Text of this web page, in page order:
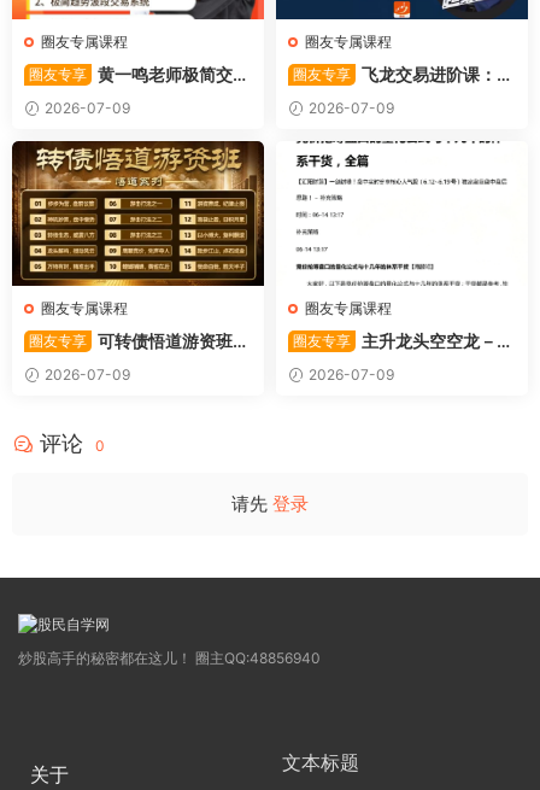
圈友专属课程
圈友专享 黄一鸣老师极简交易
系统2026-07-09
圈友专属课程
圈友专享 飞龙交易进阶课：共
振战法
2026-07-09
圈友专属课程
圈友专享 可转债悟道游资班出
奇系列悟道系列守正系列课程-
卓妍
2026-07-09
圈友专属课程
圈友专享
主升龙头空空龙－竞
价抢筹盘口的量化公式与十几
年的体系干货，全篇2026061
2026-07-09
评论 0
请先 登录
炒股高手的秘密都在这儿！ 圈主QQ:48856940
关于
文本标题